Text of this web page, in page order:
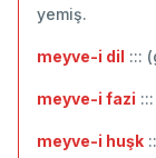
yemiş.
meyve-i dil :::
meyve-i fazi
meyve-i huşk